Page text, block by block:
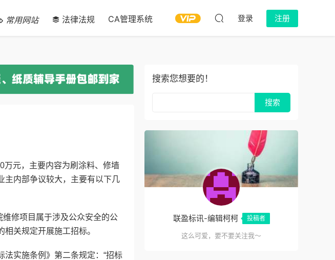
常用网站 法律法规 CA管理系统 登录 注册
元，主要内容为刷涂料、修墙
主内部争议较大，主要有以下几
修项目属于涉及公众安全的公
关规定开展施工招标。
实施条例》第二条规定：“招标
搜索您想要的！
联盈标讯-编辑柯柯 投稿者
这么可爱，要不要关注我～